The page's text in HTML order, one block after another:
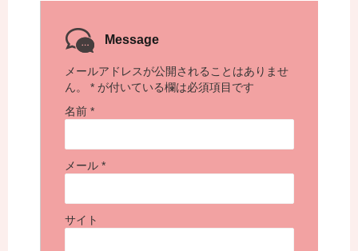
Message
メールアドレスが公開されることはありませ
ん。
* が付いている欄は必須項目です
名前 *
メール *
サイト